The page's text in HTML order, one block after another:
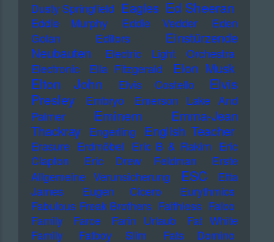
Dusty Springfield Eagles Ed Sheeran
Eddie Murphy Eddie Vedder
Eden
Golan
Editors
Einstürzende
Neubauten
Electric Light Orchestra
Electronic
Ella Fitzgerald Elon Musk
Elton John Elvis Costello
Elvis
Presley
Embryo
Emerson Lake And
Palmer
Eminem
Emma-Jean
Thackray
Engerling English Teacher
Erasure Erdmöbel Eric B & Rakim Eric
Clapton
Eric Drew Feldman
Erste
Allgemeine Verunsicherung
ESC
Etta
James
Eugen Cicero
Eurythmics
Fabulous Freak Brothers Faithless Falco
Family
Farce Farin Urlaub
Fat White
Family
Fatboy Slim Fats Domino